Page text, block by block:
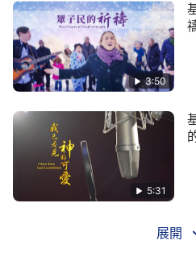
從神來的真理才能得着這個
生命，你的生命就無期限了
生。
——《話・卷三 末世基督
3:50
5:31
展開